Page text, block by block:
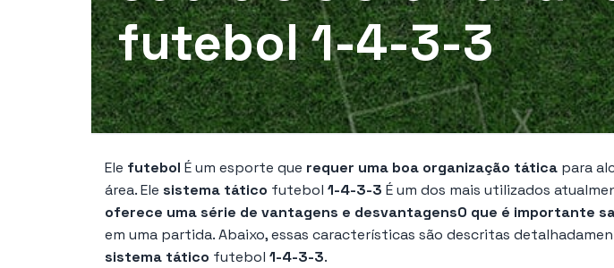
futebol 1-4-3-3
Ele futebol É um esporte que requer uma boa organização tática para
área. Ele sistema tático futebol 1-4-3-3 É um dos mais utilizados
oferece uma série de vantagens e desvantagensO que é importante
em uma partida. Abaixo, essas características são descritas
sistema tático futebol 1-4-3-3.